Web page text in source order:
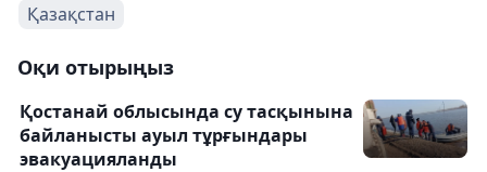
Қазақстан
Оқи отырыңыз
Қостанай облысында су тасқынына
байланысты ауыл тұрғындары
эвакуацияланды